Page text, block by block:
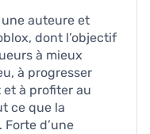
auteure et
dont l’objectif
à mieux
à progresser
à profiter au
ce que la
d’une